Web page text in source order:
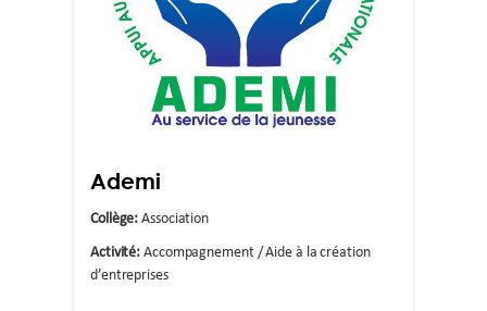
Ademi
Collège: Association
Activité: Accompagnement / Aide à la création
d’entreprises